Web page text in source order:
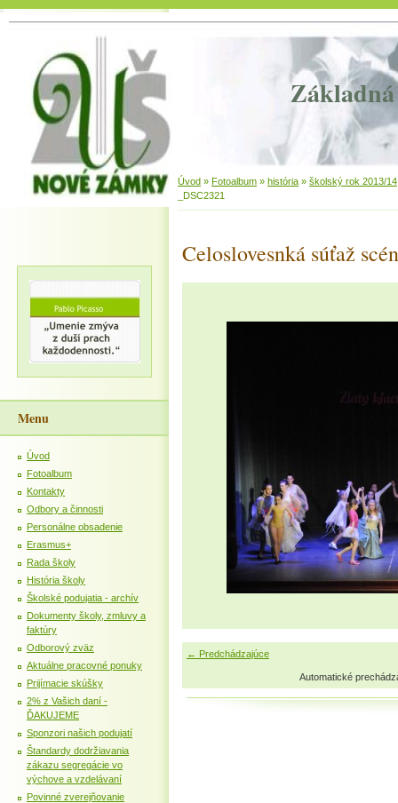
Základná
Úvod » Fotoalbum » história » školský rok 2013/14
_DSC2321
Celoslovesnká súťaž
← Predchádzajúce
Automatické
Menu
Úvod
Fotoalbum
Kontakty
Odbory a činnosti
Personálne obsadenie
Erasmus+
Rada školy
História školy
Školské podujatia - archív
Dokumenty školy, zmluvy a
faktúry
Odborový zväz
Aktuálne pracovné ponuky
Prijímacie skúšky
2% z Vašich daní -
ĎAKUJEME
Sponzori našich podujatí
Štandardy dodržiavania
zákazu segregácie vo
výchove a vzdelávaní
Povinné zverejňovanie